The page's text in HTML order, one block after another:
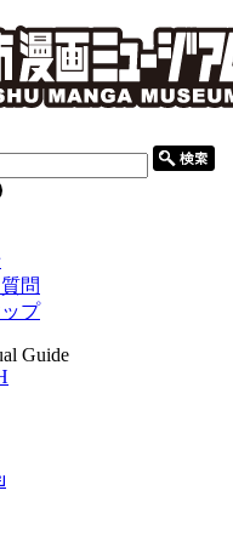
問
プ
Guide